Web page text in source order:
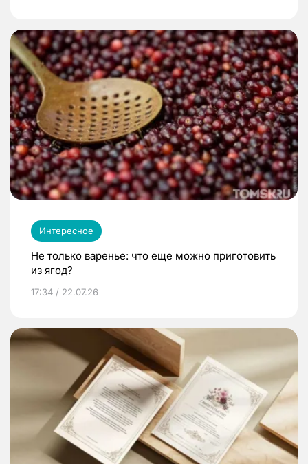
Интересное
Не только варенье: что еще можно приготовить
из ягод?
17:34 / 22.07.26